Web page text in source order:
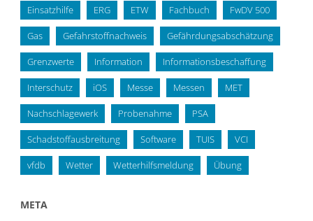
Einsatzhilfe ERG ETW Fachbuch FwDV 500
Gas Gefahrstoffnachweis Gefährdungsabschätzung
Grenzwerte Information Informationsbeschaffung
Interschutz iOS Messe Messen MET
Nachschlagewerk Probenahme PSA
Schadstoffausbreitung Software TUIS VCI
vfdb Wetter Wetterhilfsmeldung Übung
META